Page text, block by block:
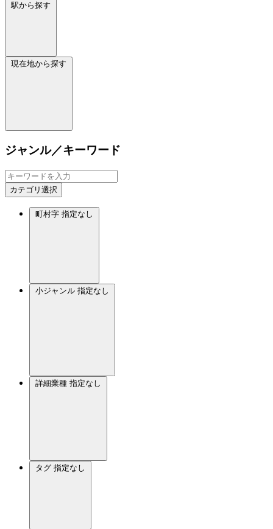
駅から探す
現在地から探す
ジャンル／キーワード
カテゴリ選択
町村字 指定なし
小ジャンル 指定なし
詳細業種 指定なし
タグ 指定なし